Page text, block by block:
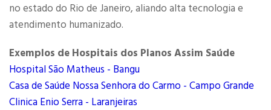
no estado do Rio de Janeiro, aliando alta tecnologia e
atendimento humanizado.
Exemplos de Hospitais dos Planos Assim Saúde
Hospital São Matheus - Bangu
Casa de Saúde Nossa Senhora do Carmo - Campo Grande
Clinica Enio Serra - Laranjeiras